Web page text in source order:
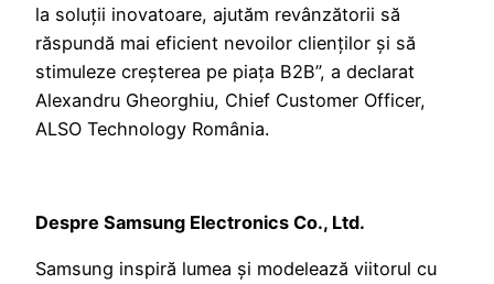
la soluții inovatoare, ajutăm revânzătorii să
răspundă mai eficient nevoilor clienților și să
stimuleze creșterea pe piața B2B”, a declarat
Alexandru Gheorghiu, Chief Customer Officer,
ALSO Technology România.
Despre Samsung Electronics Co., Ltd.
Samsung inspiră lumea și modelează viitorul cu